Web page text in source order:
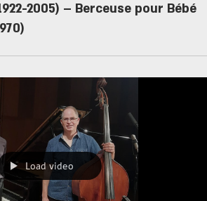
2005) – Berceuse pour Bébé
Load video